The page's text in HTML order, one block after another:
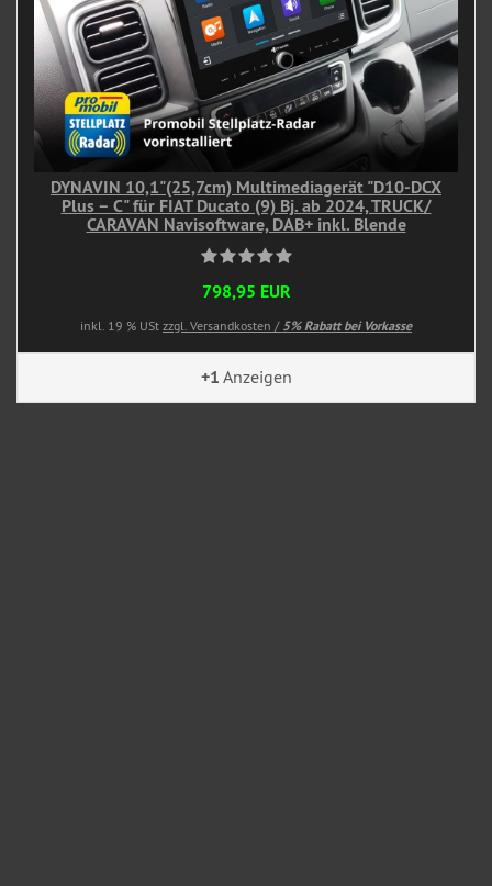
DYNAVIN 10,1"(25,7cm) Multimediagerät "D10-DCX
Plus – C" für FIAT Ducato (9) Bj. ab 2024, TRUCK/
CARAVAN Navisoftware, DAB+ inkl. Blende
798,95 EUR
inkl. 19 % USt zzgl. Versandkosten / 5% Rabatt bei Vorkasse
+1 Anzeigen